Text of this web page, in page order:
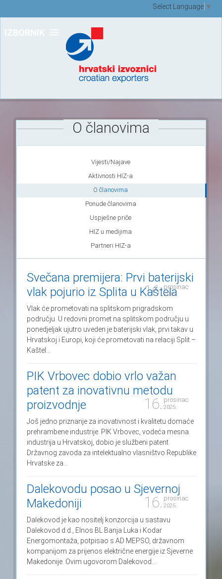
IZBORNIK
Select Language ▼
O članovima
Vijesti/Najave
Aktivnosti HIZ-a
O članovima
Ponude članovima
Uspješne priče
HIZ u medijima
Partneri HIZ-a
16.prosinac
2025.
Svečana premijera: Prvi baterijski
vlak pojurio iz Splita u Kaštela
Vlak će prometovati na splitskom prigradskom
području. U redovni promet na splitskom području u
ponedjeljak ujutro uveden je baterijski vlak, prvi takav u
Hrvatskoj i Europi, koji će prometovati na relaciji Split –
Kaštel...
16. prosinac
2025.
PIK Vrbovec dobio vrlo važan
patent za inovativnu metodu
proizvodnje
Još jedno priznanje za inovativnost i kvalitetu domaće
prehrambene industrije. PIK Vrbovec, vodeća mesna
industrija u Hrvatskoj, dobio je službeni patent
Državnog zavoda za intelektualno vlasništvo Republike
Hrvatske za...
16. prosinac
2025.
Dalekovodu posao u Sjevernoj
Makedoniji
Dalekovod je kao nositelj konzorcija u sastavu
Dalekovod d.d., Elnos BL Banja Luka i Kodar
Energomontaža, potpisao s AD MEPSO, državnom
kompanijom za prijenos električne energije iz Sjeverne
Makedonije. Ovim ugovorom Dalekovod...